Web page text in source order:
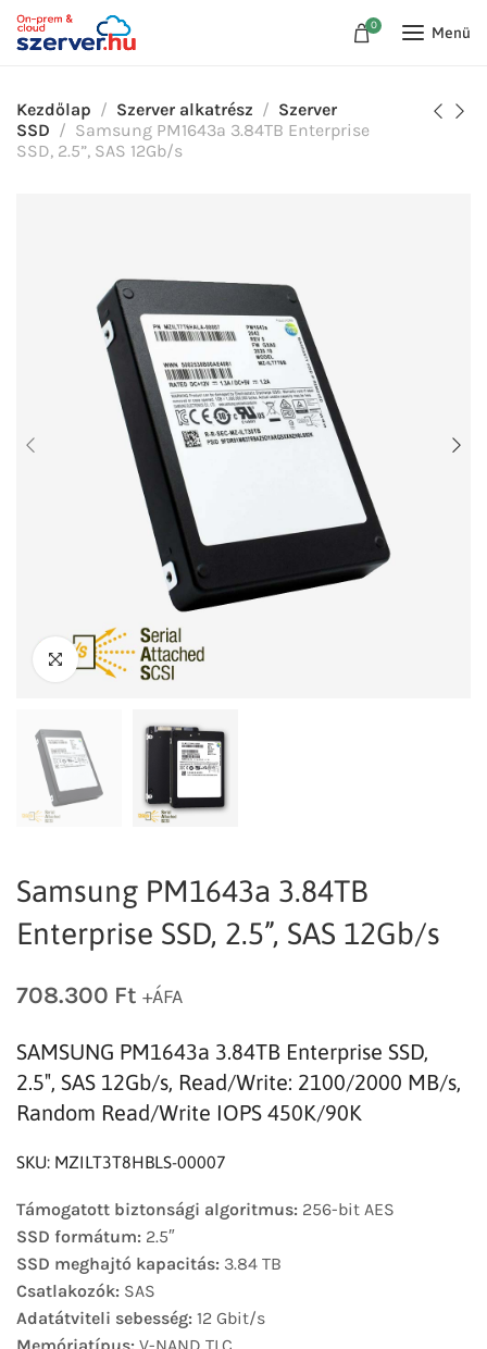
0 Menü
Kezdőlap Szerver alkatrész
Szerver
SSD
Samsung PM1643a 3.84TB Enterprise
SSD, 2.5”, SAS 12Gb/s
Samsung PM1643a 3.84TB
Enterprise SSD, 2.5”, SAS 12Gb/s
708.300 Ft +ÁFA
SAMSUNG PM1643a 3.84TB Enterprise SSD,
2.5″, SAS 12Gb/​s, Read/Write: 2100/2000 MB/s,
Random Read/Write IOPS 450K/90K
SKU: MZILT3T8HBLS-00007
Támogatott biztonsági algoritmus: 256-bit AES
SSD formátum: 2.5″
SSD meghajtó kapacitás: 3.84 TB
Csatlakozók: SAS
Adatátviteli sebesség: 12 Gbit/s
Memóriatípus: V-NAND TLC